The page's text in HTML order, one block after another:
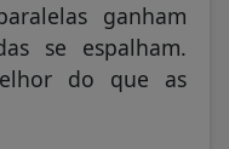
ganham
se espalham.
do que as